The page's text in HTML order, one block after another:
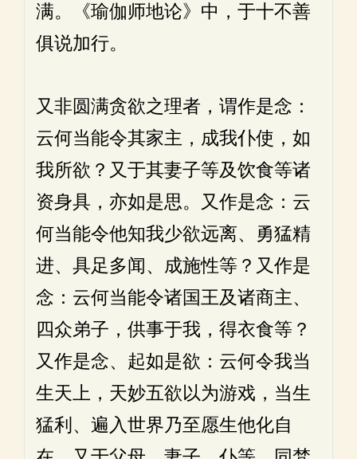
满。《瑜伽师地论》中，于十不善
俱说加行。
又非圆满贪欲之理者，谓作是念：
云何当能令其家主，成我仆使，如
我所欲？又于其妻子等及饮食等诸
资身具，亦如是思。又作是念：云
何当能令他知我少欲远离、勇猛精
进、具足多闻、成施性等？又作是
念：云何当能令诸国王及诸商主、
四众弟子，供事于我，得衣食等？
又作是念、起如是欲：云何令我当
生天上，天妙五欲以为游戏，当生
猛利、遍入世界乃至愿生他化自